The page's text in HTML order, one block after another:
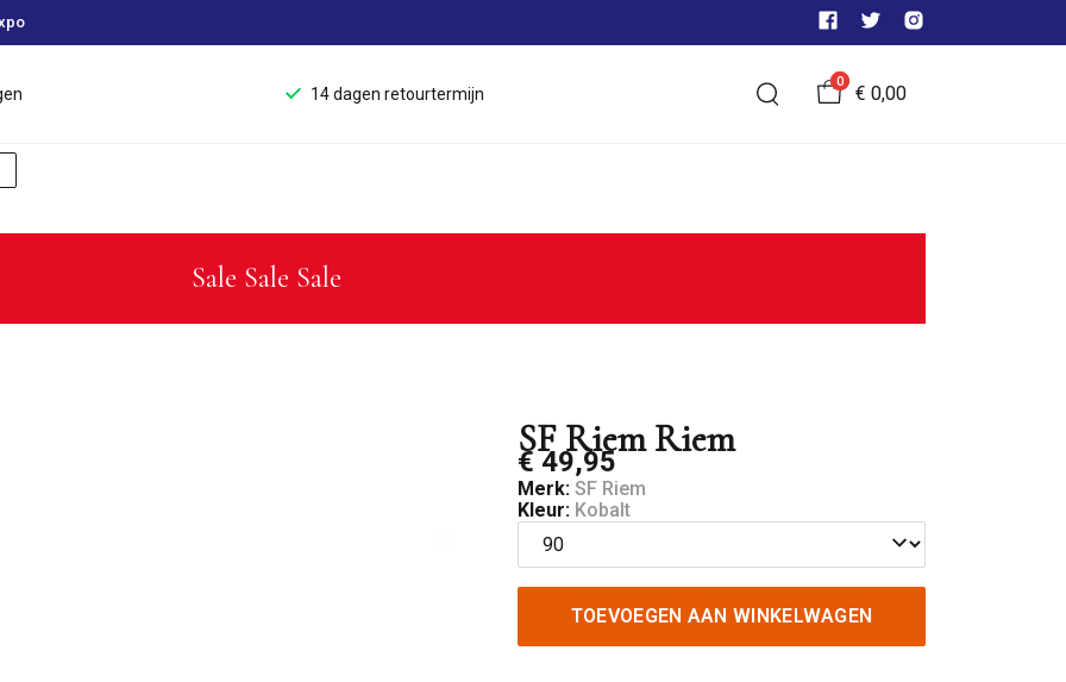
14 dagen retourtermijn
0
€ 0,00
Sale Sale Sale
SF Riem Riem
€ 49,95
Merk: SF Riem
Kleur: Kobalt
TOEVOEGEN AAN WINKELWAGEN